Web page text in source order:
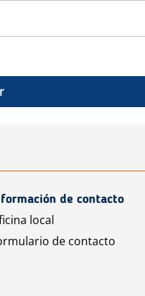
de contacto
local
de contacto